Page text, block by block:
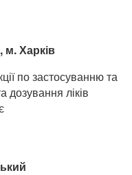
м. Харків
по застосуванню та
дозування ліків